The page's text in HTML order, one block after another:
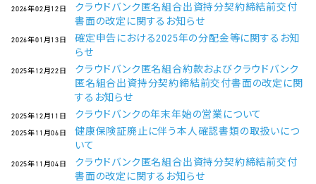
2026年02月12日
クラウドバンク匿名組合出資持分契約締結前交付
書面の改定に関するお知らせ
2026年01月13日
確定申告における2025年の分配金等に関するお知
らせ
2025年12月22日
クラウドバンク匿名組合約款およびクラウドバンク
匿名組合出資持分契約締結前交付書面の改定に関
するお知らせ
2025年12月11日 クラウドバンクの年末年始の営業について
2025年11月06日
健康保険証廃止に伴う本人確認書類の取扱いにつ
いて
2025年11月04日
クラウドバンク匿名組合出資持分契約締結前交付
書面の改定に関するお知らせ